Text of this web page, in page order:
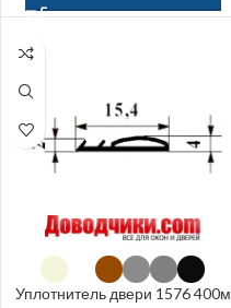
Уплотнитель двери 1576 400м